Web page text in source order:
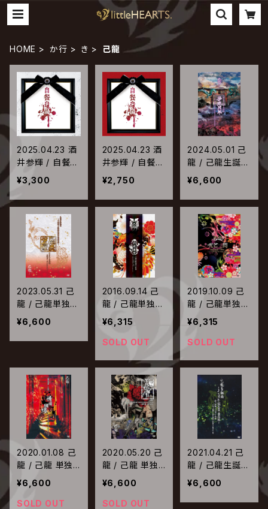
HOME か行 き 己龍
2025.04.23 酒
井参輝 / 自餐自
傷【Type-A】
¥3,300
2025.04.23 酒
井参輝 / 自餐自
傷【Type-B】
¥2,750
2024.05.01 己
龍 / 己龍生誕十
六周年記念公演
「拾陸周年」Zep
p Haneda
¥6,600
2023.05.31 己
龍 / 己龍単独巡
業「拾五周年」～
千秋楽・生誕拾
五周年記念公演
東京ガーデンシ
アター
¥6,600
2016.09.14 己
龍 / 己龍単独巡
業「彩霞蓋世」千
秋楽 〜二〇一
六年四月二十四
ME CITY HAL
L〜
¥6,315
SOLD OUT
2019.10.09 己
龍 / 己龍単独巡
業-千秋楽-「光
芒一閃」〜2019
年5月6日Zepp
¥6,315
SOLD OUT
2020.01.08 己
龍 / 己龍 単独
巡業-千秋楽-
「情緒纏綿」 〜2
019年9月19日
¥6,600
SOLD OUT
2020.05.20 己
龍 / 己龍 単独
巡業-千秋楽-
「花鳥風月」 〜2
019年12月16日
¥6,600
SOLD OUT
2021.04.21 己
龍 / 己龍生誕
祭〜十三周年記
念単独公演〜
〜2020年12月1
¥6,600